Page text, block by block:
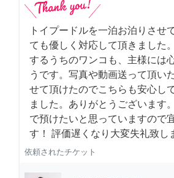
トイプードルを一泊お泊りさせ
ても優しく対応して頂きました
するうちのワンコも、主様には
うです。写真や動画送って頂い
せて頂けたのでこちらも安心し
ました。ありがとうございます
で預けたいと思っていますので
す！ 評価遅くなり大変失礼致し
依頼されたチケット